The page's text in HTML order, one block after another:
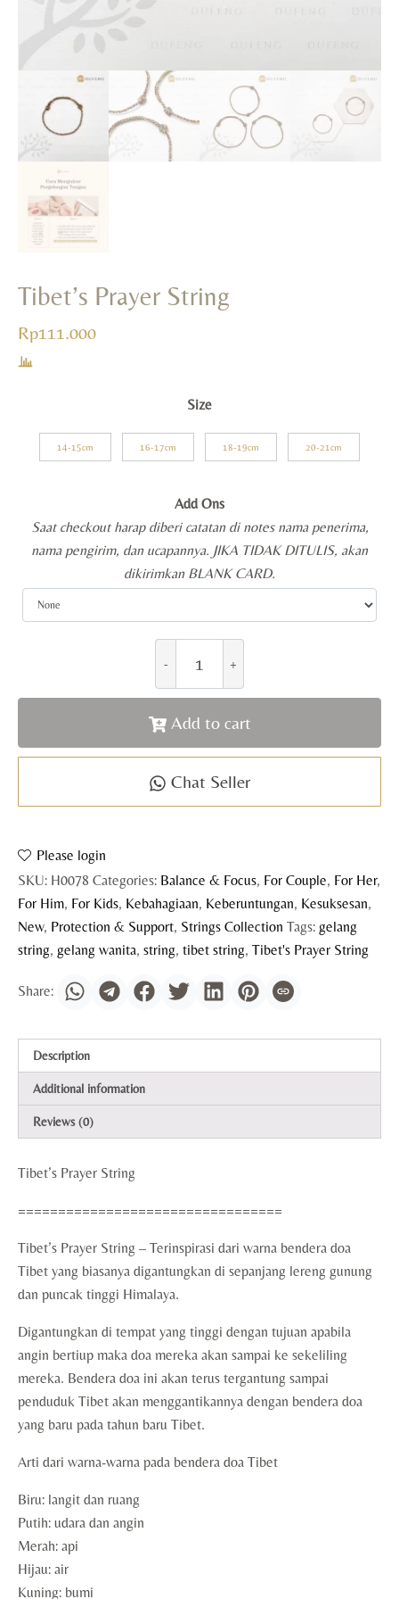
Tibet’s Prayer String
Rp111.000
Size
14-15cm 16-17cm 18-19cm 20-21cm
Add Ons
Saat checkout harap diberi catatan di notes nama penerima,
nama pengirim, dan ucapannya. JIKA TIDAK DITULIS, akan
dikirimkan BLANK CARD.
Add to cart
Chat Seller
Please login
SKU: H0078 Categories: Balance & Focus, For Couple, For Her,
For Him, For Kids, Kebahagiaan, Keberuntungan, Kesuksesan,
New, Protection & Support, Strings Collection Tags: gelang
string, gelang wanita, string, tibet string, Tibet's Prayer String
Description
Additional information
Reviews (0)
Tibet’s Prayer String
=================================
Tibet’s Prayer String – Terinspirasi dari warna bendera doa
Tibet yang biasanya digantungkan di sepanjang lereng gunung
dan puncak tinggi Himalaya.
Digantungkan di tempat yang tinggi dengan tujuan apabila
angin bertiup maka doa mereka akan sampai ke sekeliling
mereka. Bendera doa ini akan terus tergantung sampai
penduduk Tibet akan menggantikannya dengan bendera doa
yang baru pada tahun baru Tibet.
Arti dari warna-warna pada bendera doa Tibet
Biru: langit dan ruang
Putih: udara dan angin
Merah: api
Hijau: air
Kuning: bumi